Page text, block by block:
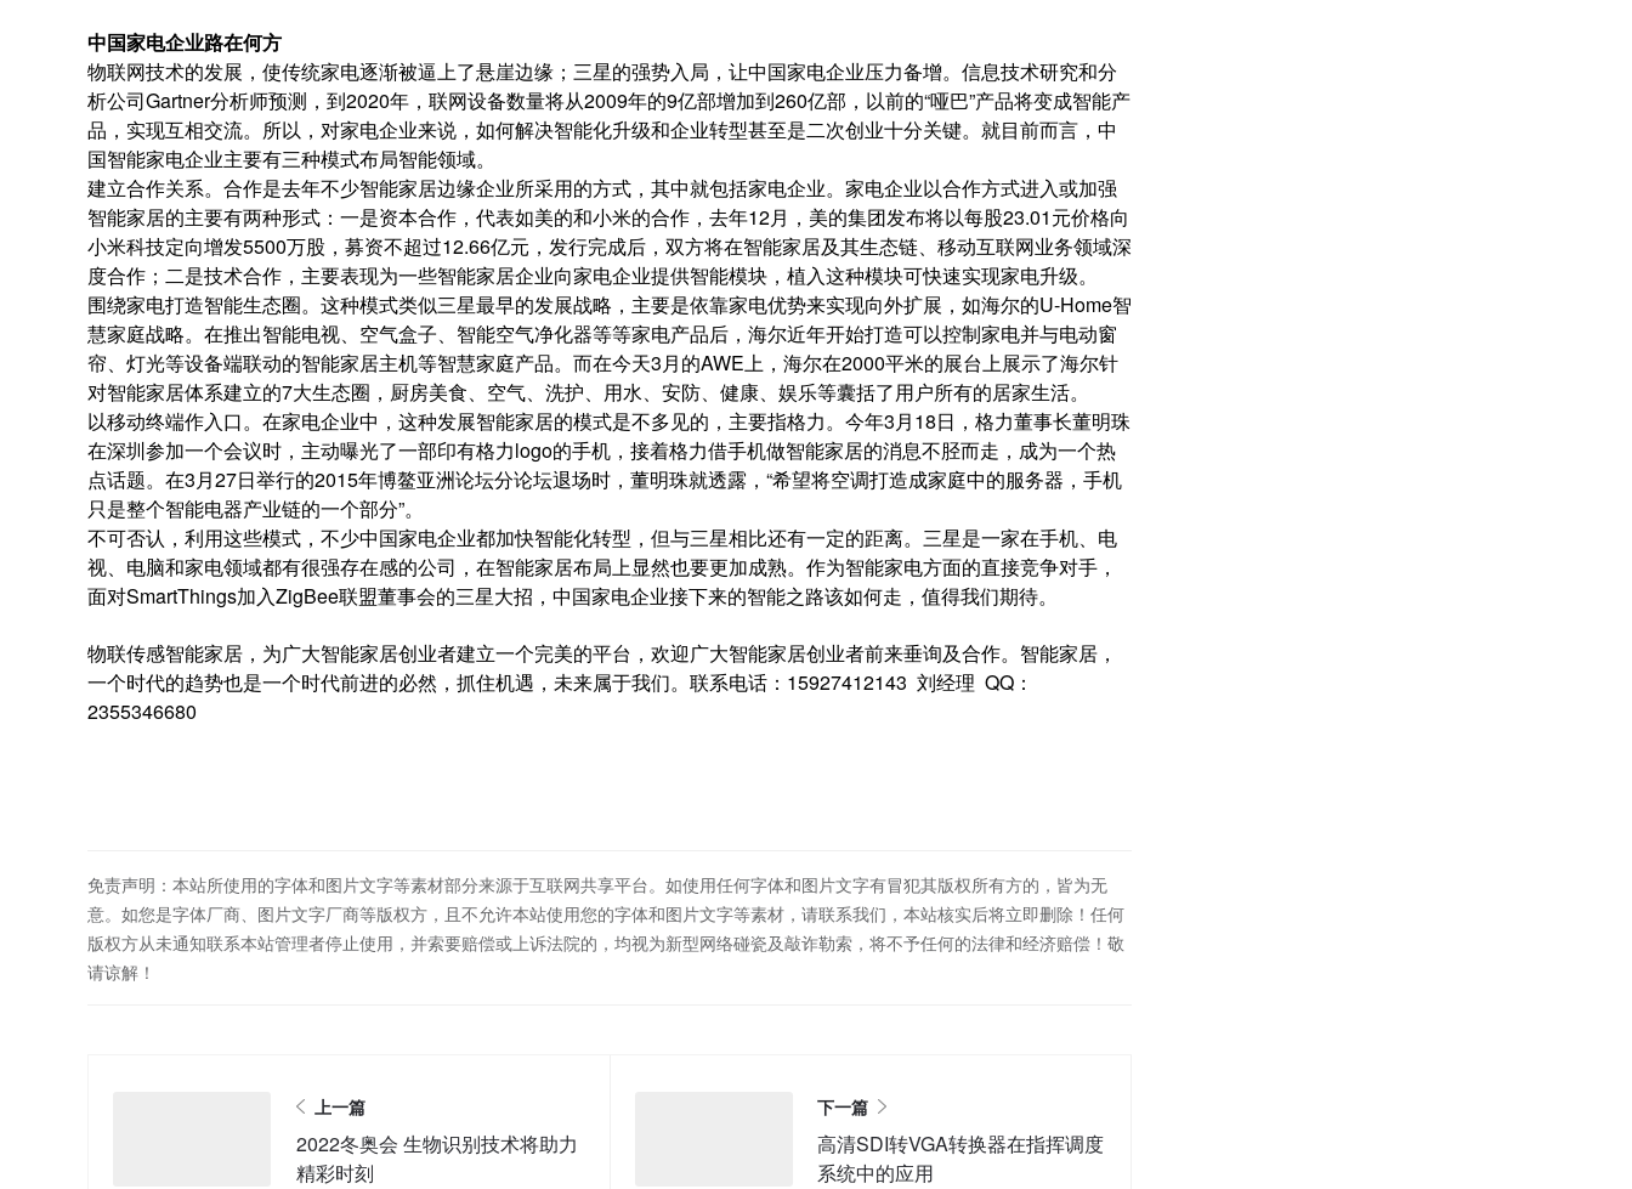
中国家电企业路在何方
物联网技术的发展，使传统家电逐渐被逼上了悬崖边缘；三星的强势入局，让中国家电企业压力备增。信息技术研究和分
析公司Gartner分析师预测，到2020年，联网设备数量将从2009年的9亿部增加到260亿部，以前的“哑巴”产品将变成智能产
品，实现互相交流。所以，对家电企业来说，如何解决智能化升级和企业转型甚至是二次创业十分关键。就目前而言，中
国智能家电企业主要有三种模式布局智能领域。
建立合作关系。合作是去年不少智能家居边缘企业所采用的方式，其中就包括家电企业。家电企业以合作方式进入或加强
智能家居的主要有两种形式：一是资本合作，代表如美的和小米的合作，去年12月，美的集团发布将以每股23.01元价格向
小米科技定向增发5500万股，募资不超过12.66亿元，发行完成后，双方将在智能家居及其生态链、 移动互联网业务领域深
度合作；二是技术合作，主要表现为一些智能家居企业向家电企业提供智能模块，植入这种模块可快速实现家电升级。
围绕家电打造智能生态圈。这种模式类似三星最早的发展战略，主要是依靠家电优势来实现向外扩展，如海尔的U-Home智
慧家庭战略。在推出智能电视、空气盒子、智能空气净化器等等家电产品后，海尔近年开始打造可以控制家电并与电动窗
帘、灯光等设备端联动的智能家居主机等智慧家庭产品。而在今天3月的AWE上，海尔在2000平米的展台上展示了海尔针
对智能家居体系建立的7大生态圈，厨房美食、空气、洗护、用水、安防、健康、娱乐等囊括了用户所有的居家生活。
以移动终端作入口。在家电企业中，这种发展智能家居的模式是不多见的，主要指格力。今年3月18日，格力董事长董明珠
在深圳参加一个会议时，主动曝光了一部印有格力logo的手机，接着格力借手机做智能家居的消息不胫而走，成为一个热
点话题。在3月27日举行的2015年博鳌亚洲论坛分论坛退场时，董明珠就透露，“希望将空调打造成家庭中的服务器，手机
只是整个智能电器产业链的一个部分”。
不可否认，利用这些模式，不少中国家电企业都加快智能化转型，但与三星相比还有一定的距离。三星是一家在手机、电
视、电脑和家电领域都有很强存在感的公司，在智能家居布局上显然也要更加成熟。作为智能家电方面的直接竞争对手，
面对SmartThings加入ZigBee联盟董事会的三星大招，中国家电企业接下来的智能之路该如何走，值得我们期待。
物联传感智能家居，为广大智能家居创业者建立一个完美的平台，欢迎广大智能家居创业者前来垂询及合作。智能家居，
一个时代的趋势也是一个时代前进的必然，抓住机遇，未来属于我们。联系电话：15927412143 刘经理 QQ：
2355346680
免责声明：本站所使用的字体和图片文字等素材部分来源于互联网共享平台。如使用任何字体和图片文字有冒犯其版权所有方的，皆为无
意。如您是字体厂商、图片文字厂商等版权方，且不允许本站使用您的字体和图片文字等素材，请联系我们，本站核实后将立即删除！任何
版权方从未通知联系本站管理者停止使用，并索要赔偿或上诉法院的，均视为新型网络碰瓷及敲诈勒索，将不予任何的法律和经济赔偿！敬
请谅解！
上一篇
2022冬奥会 生物识别技术将助力
精彩时刻
下一篇
高清SDI转VGA转换器在指挥调度
系统中的应用